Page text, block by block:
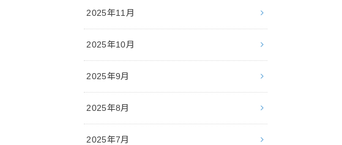
2025年11月
2025年10月
2025年9月
2025年8月
2025年7月